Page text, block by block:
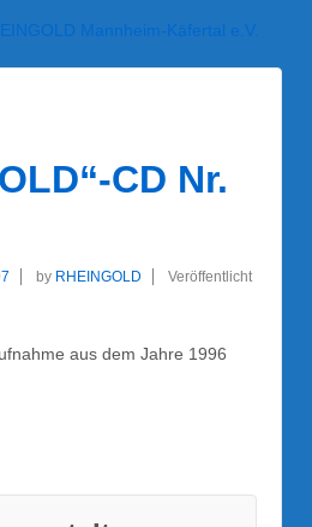
CD Nr.
by RHEINGOLD
Veröffentlicht
aus dem Jahre 1996